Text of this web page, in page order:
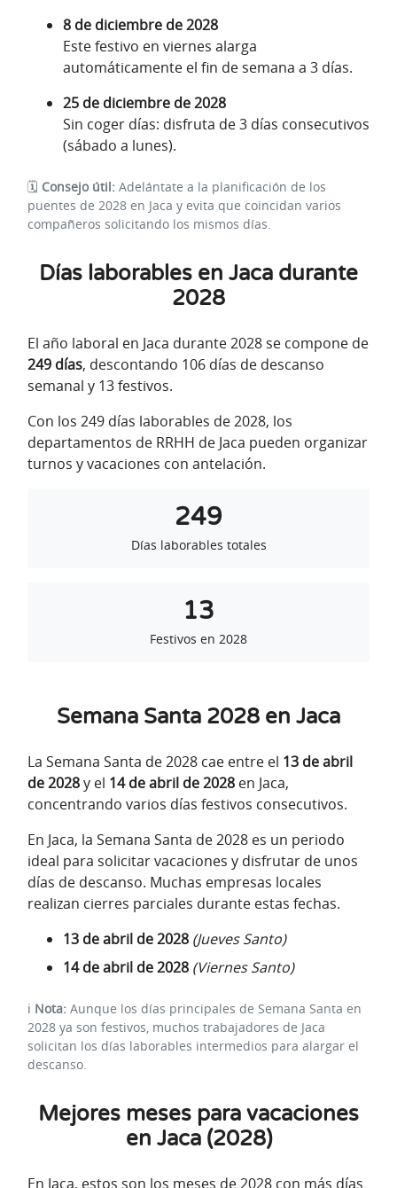
8 de diciembre de 2028
Este festivo en viernes alarga
automáticamente el fin de semana a 3 días.
25 de diciembre de 2028
Sin coger días: disfruta de 3 días consecutivos
(sábado a lunes).
🗓️ Consejo útil: Adelántate a la planificación de los
puentes de 2028 en Jaca y evita que coincidan varios
compañeros solicitando los mismos días.
Días laborables en Jaca durante
2028
El año laboral en Jaca durante 2028 se compone de
249 días, descontando 106 días de descanso
semanal y 13 festivos.
Con los 249 días laborables de 2028, los
departamentos de RRHH de Jaca pueden organizar
turnos y vacaciones con antelación.
249
Días laborables totales
13
Festivos en 2028
Semana Santa 2028 en Jaca
La Semana Santa de 2028 cae entre el 13 de abril
de 2028y el 14 de abril de 2028 en Jaca,
concentrando varios días festivos consecutivos.
En Jaca, la Semana Santa de 2028 es un periodo
ideal para solicitar vacaciones y disfrutar de unos
días de descanso. Muchas empresas locales
realizan cierres parciales durante estas fechas.
13 de abril de 2028 (Jueves Santo)
14 de abril de 2028 (Viernes Santo)
ℹ️ Nota: Aunque los días principales de Semana Santa en
2028 ya son festivos, muchos trabajadores de Jaca
solicitan los días laborables intermedios para alargar el
descanso.
Mejores meses para vacaciones
en Jaca (2028)
En Jaca, estos son los meses de 2028 con más días